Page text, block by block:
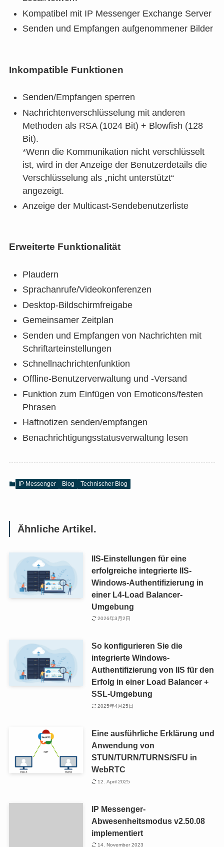
Kompatibel mit IP Messenger Exchange Server
Senden und Empfangen aufgenommener Bilder
Inkompatible Funktionen
Senden/Empfangen sperren
Nachrichtenverschlüsselung mit anderen
Methoden als RSA (1024 Bit) + Blowfish (128
Bit).
*Wenn die Kommunikation nicht verschlüsselt
ist, wird in der Anzeige der Benutzerdetails die
Verschlüsselung als „nicht unterstützt“
angezeigt.
Anzeige der Multicast-Sendebenutzerliste
Erweiterte Funktionalität
Plaudern
Sprachanrufe/Videokonferenzen
Desktop-Bildschirmfreigabe
Gemeinsamer Zeitplan
Senden und Empfangen von Nachrichten mit
Schriftarteinstellungen
Schnellnachrichtenfunktion
Offline-Benutzerverwaltung und -Versand
Funktion zum Einfügen von Emoticons/festen
Phrasen
Haftnotizen senden/empfangen
Benachrichtigungsstatusverwaltung lesen
IP Messenger Blog Technischer Blog
Ähnliche Artikel.
IIS-Einstellungen für eine
erfolgreiche integrierte IIS-
Windows-Authentifizierung in
einer L4-Load Balancer-
Umgebung
2026年3月2日
So konfigurieren Sie die
integrierte Windows-
Authentifizierung von IIS für den
Erfolg in einer Load Balancer +
SSL-Umgebung
2025年4月25日
Eine ausführliche Erklärung und
Anwendung von
STUN/TURN/TURNS/SFU in
WebRTC
12. April 2025
IP Messenger-
Abwesenheitsmodus v2.50.08
implementiert
14. November 2023